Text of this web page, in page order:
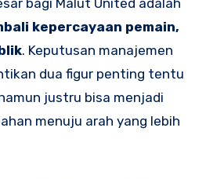
bagi Malut United adalah
kepercayaan pemain,
. Keputusan manajemen
dua figur penting tentu
justru bisa menjadi
menuju arah yang lebih